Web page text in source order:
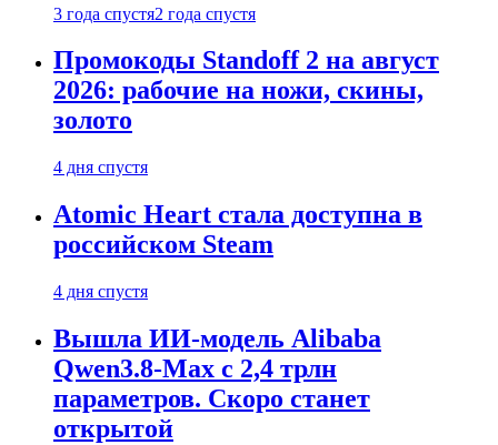
3 года спустя2 года спустя
Промокоды Standoff 2 на август
2026: рабочие на ножи, скины,
золото
4 дня спустя
Atomic Heart стала доступна в
российском Steam
4 дня спустя
Вышла ИИ-модель Alibaba
Qwen3.8-Max с 2,4 трлн
параметров. Скоро станет
открытой